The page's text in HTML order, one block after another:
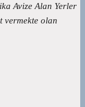
Avize Alan Yerler
vermekte olan